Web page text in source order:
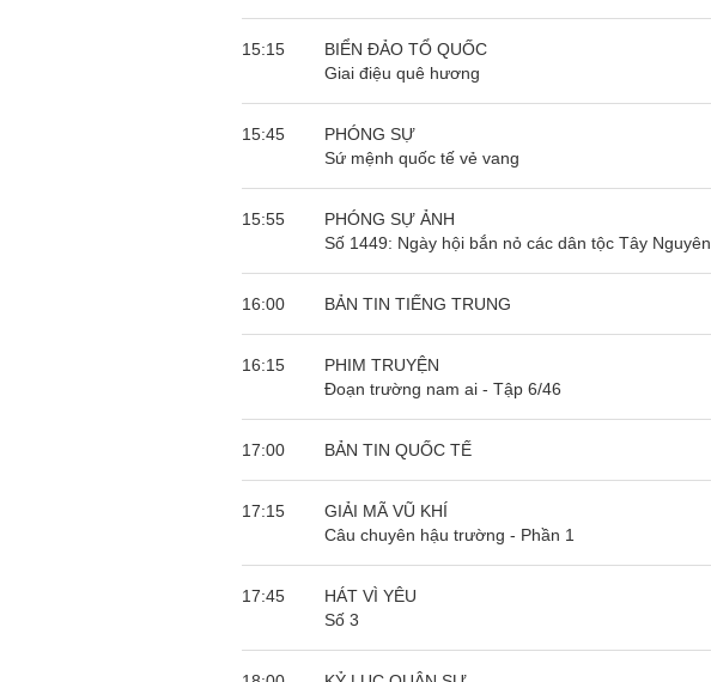
15:15
BIỂN ĐẢO TỔ QUỐC
Giai điệu quê hương
15:45
PHÓNG SỰ
Sứ mệnh quốc tế vẻ vang
15:55
PHÓNG SỰ ẢNH
Số 1449: Ngày hội bắn nỏ các dân tộc Tây Nguyên
16:00 BẢN TIN TIẾNG TRUNG
16:15
PHIM TRUYỆN
Đoạn trường nam ai - Tập 6/46
17:00 BẢN TIN QUỐC TẾ
17:15
GIẢI MÃ VŨ KHÍ
Câu chuyên hậu trường - Phần 1
17:45
HÁT VÌ YÊU
Số 3